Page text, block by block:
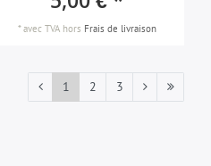
*avec TVA hors Frais de livraison
1 2 3